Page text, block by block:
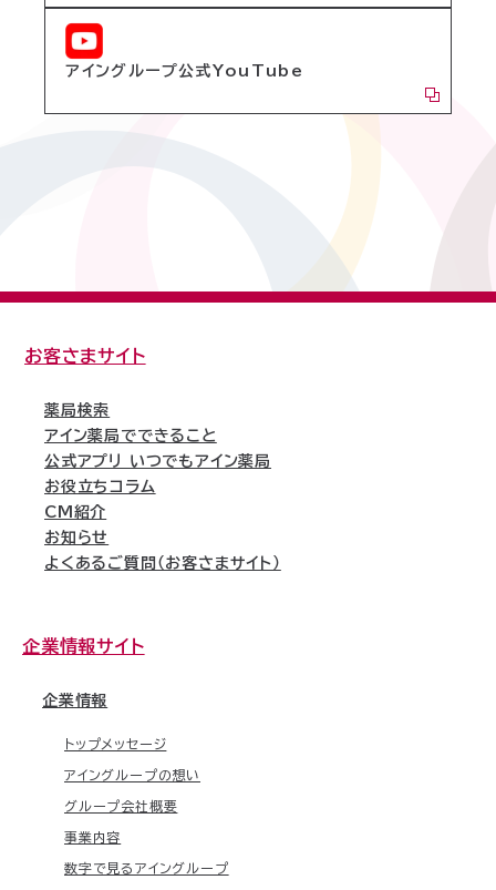
アイングループ公式YouTube
お客さまサイト
薬局検索
アイン薬局でできること
公式アプリ いつでもアイン薬局
お役立ちコラム
CM紹介
お知らせ
よくあるご質問（お客さまサイト）
企業情報サイト
企業情報
トップメッセージ
アイングループの想い
グループ会社概要
事業内容
数字で見るアイングループ